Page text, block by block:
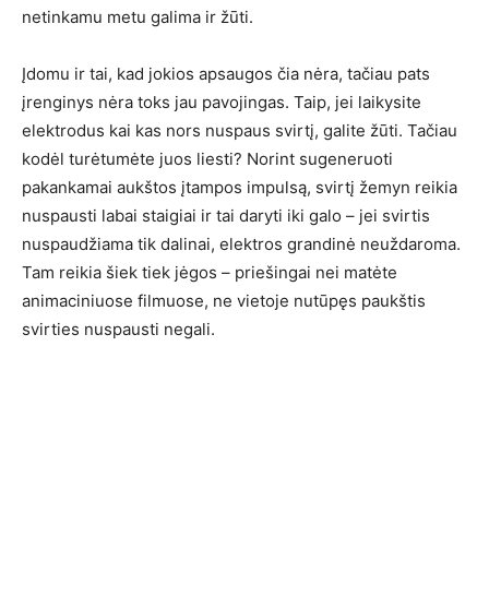
netinkamu metu galima ir žūti.
Įdomu ir tai, kad jokios apsaugos čia nėra, tačiau pats
įrenginys nėra toks jau pavojingas. Taip, jei laikysite
elektrodus kai kas nors nuspaus svirtį, galite žūti. Tačiau
kodėl turėtumėte juos liesti? Norint sugeneruoti
pakankamai aukštos įtampos impulsą, svirtį žemyn reikia
nuspausti labai staigiai ir tai daryti iki galo – jei svirtis
nuspaudžiama tik dalinai, elektros grandinė neuždaroma.
Tam reikia šiek tiek jėgos – priešingai nei matėte
animaciniuose filmuose, ne vietoje nutūpęs paukštis
svirties nuspausti negali.